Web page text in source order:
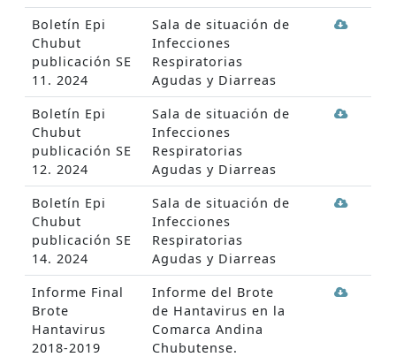
Boletín Epi
Chubut
publicación SE
11. 2024
Sala de situación de
Infecciones
Respiratorias
Agudas y Diarreas
Boletín Epi
Chubut
publicación SE
12. 2024
Sala de situación de
Infecciones
Respiratorias
Agudas y Diarreas
Boletín Epi
Chubut
publicación SE
14. 2024
Sala de situación de
Infecciones
Respiratorias
Agudas y Diarreas
Informe Final
Brote
Hantavirus
2018-2019
Informe del Brote
de Hantavirus en la
Comarca Andina
Chubutense.